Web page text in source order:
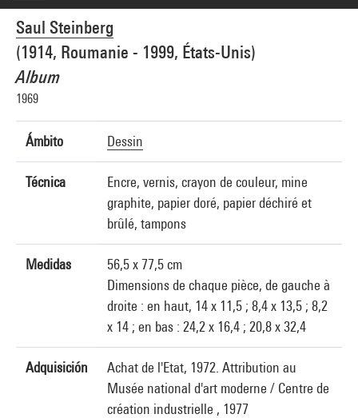
Saul Steinberg
(1914, Roumanie - 1999, États-Unis)
Album
1969
Ámbito Dessin
Técnica
Encre, vernis, crayon de couleur, mine
graphite, papier doré, papier déchiré et
brûlé, tampons
Medidas
56,5 x 77,5 cm
Dimensions de chaque pièce, de gauche à
droite : en haut, 14 x 11,5 ; 8,4 x 13,5 ; 8,2
x 14 ; en bas : 24,2 x 16,4 ; 20,8 x 32,4
Adquisición
Achat de l'Etat, 1972. Attribution au
Musée national d'art moderne / Centre de
création industrielle , 1977
© The Saul Steinberg Foundation / Adagp, Paris
Créditos fotográficos : Centre Pompidou, MNAM-CCI/Audrey Laurans/Dist.
GrandPalaisRmn
Referencia de la imagen : 4N85663
Difusión de la imagen :